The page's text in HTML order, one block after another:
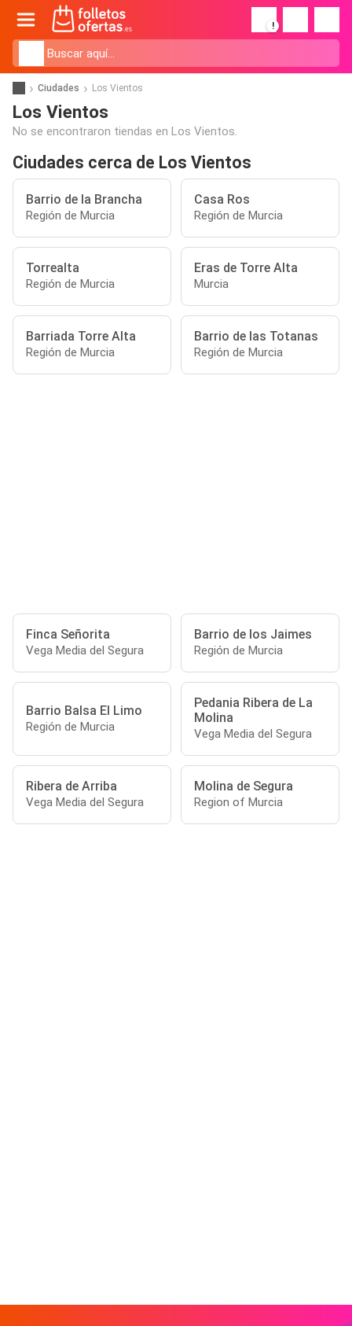
!
Ciudades Los Vientos
Los Vientos
No se encontraron tiendas en Los Vientos.
Ciudades cerca de Los Vientos
Barrio de la Brancha
Región de Murcia
Casa Ros
Región de Murcia
Torrealta
Región de Murcia
Eras de Torre Alta
Murcia
Barriada Torre Alta
Región de Murcia
Barrio de las Totanas
Región de Murcia
Finca Señorita
Vega Media del Segura
Barrio de los Jaimes
Región de Murcia
Barrio Balsa El Limo
Región de Murcia
Pedania Ribera de La
Molina
Vega Media del Segura
Ribera de Arriba
Vega Media del Segura
Molina de Segura
Region of Murcia